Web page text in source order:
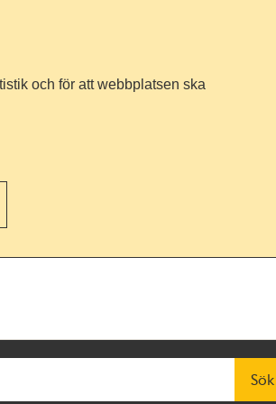
och för att webbplatsen ska
Sök